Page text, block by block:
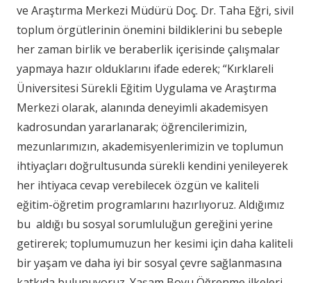
ve Araştırma Merkezi Müdürü Doç. Dr. Taha Eğri, sivil
toplum örgütlerinin önemini bildiklerini bu sebeple
her zaman birlik ve beraberlik içerisinde çalışmalar
yapmaya hazır olduklarını ifade ederek; “Kırklareli
Üniversitesi Sürekli Eğitim Uygulama ve Araştırma
Merkezi olarak, alanında deneyimli akademisyen
kadrosundan yararlanarak; öğrencilerimizin,
mezunlarımızın, akademisyenlerimizin ve toplumun
ihtiyaçları doğrultusunda sürekli kendini yenileyerek
her ihtiyaca cevap verebilecek özgün ve kaliteli
eğitim-öğretim programlarını hazırlıyoruz. Aldığımız
bu aldığı bu sosyal sorumluluğun gereğini yerine
getirerek; toplumumuzun her kesimi için daha kaliteli
bir yaşam ve daha iyi bir sosyal çevre sağlanmasına